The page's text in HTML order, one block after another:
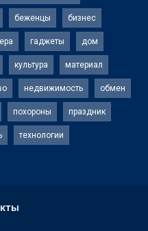
беженцы бизнес
гаджеты дом
культура материал
недвижимость обмен
похороны праздник
технологии